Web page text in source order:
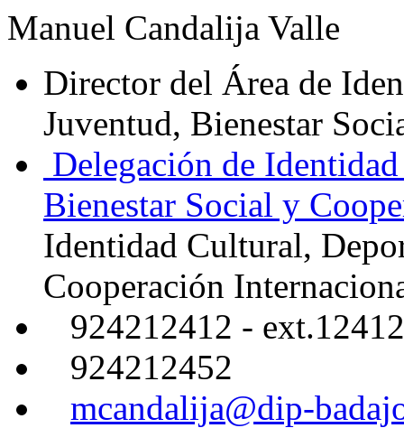
Manuel Candalija Valle
Director del Área de
Juventud, Bienestar
Delegación de
Bienestar Social y
Identidad Cultural,
Cooperación
924212412 - ext.12412
924212452
mcandalija@dip-